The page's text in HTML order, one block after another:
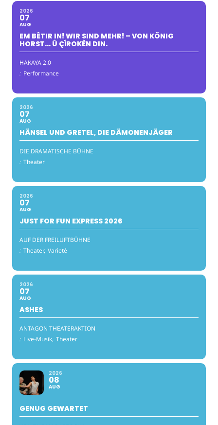
2026
07
AUG
EM BÊTIR IN! WIR SIND MEHR! – VON KÖNIG
HORST… Û ÇÎROKÊN DIN.
HAKAYA 2.0
: Performance
2026
07
AUG
HÄNSEL UND GRETEL, DIE DÄMONENJÄGER
DIE DRAMATISCHE BÜHNE
: Theater
2026
07
AUG
JUST FOR FUN EXPRESS 2026
AUF DER FREILUFTBÜHNE
: Theater, Varieté
2026
07
AUG
ASHES
ANTAGON THEATERAKTION
: Live-Musik, Theater
2026
08
AUG
GENUG GEWARTET